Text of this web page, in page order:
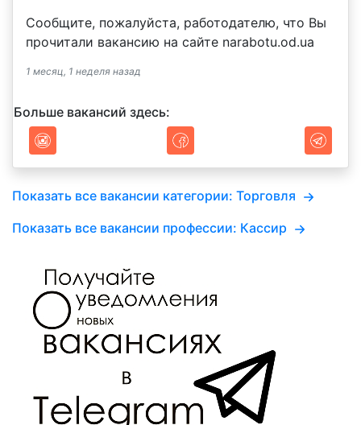
Сообщите, пожалуйста, работодателю, что Вы
прочитали вакансию на сайте narabotu.od.ua
1 месяц, 1 неделя назад
Больше вакансий здесь:
Показать все вакансии категории: Торговля
Показать все вакансии профессии: Кассир